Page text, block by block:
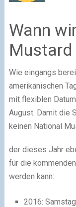
Wann
Mustard
Wie eingangs
amerikanischen
mit flexiblen
August. Damit die
keinen National
der dieses Jahr
für die
werden kann:
2016: